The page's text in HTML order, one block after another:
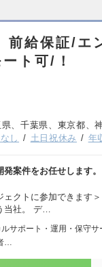
給保証/エ
ト可/！
、千葉県、東京都、
し 土日祝休み 年
案件をお任せします
クトに参加できます
当社。 デ…
サポート・運用・保守サ
…